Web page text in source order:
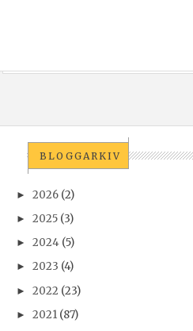
BLOGGARKIV
► 2026 (2)
► 2025 (3)
► 2024 (5)
► 2023 (4)
► 2022 (23)
► 2021 (87)